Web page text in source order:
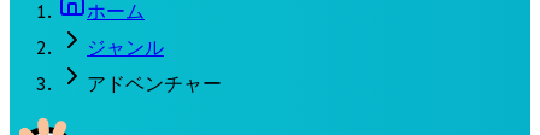
ホーム
ジャンル
アドベンチャー